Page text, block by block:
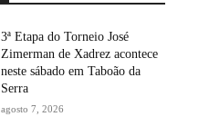
3ª Etapa do Torneio José
Zimerman de Xadrez acontece
neste sábado em Taboão da
Serra
agosto 7, 2026